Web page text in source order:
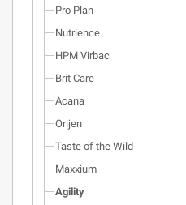
Pro Plan
Nutrience
HPM Virbac
Brit Care
Acana
Orijen
Taste of the Wild
Maxxium
Agility